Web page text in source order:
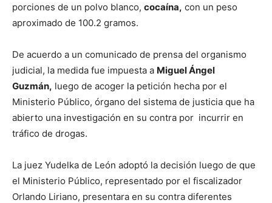
porciones de un polvo blanco, cocaína, con un peso
aproximado de 100.2 gramos.
De acuerdo a un comunicado de prensa del organismo
judicial, la medida fue impuesta a Miguel Ángel
Guzmán, luego de acoger la petición hecha por el
Ministerio Público, órgano del sistema de justicia que ha
abierto una investigación en su contra por incurrir en
tráfico de drogas.
La juez Yudelka de León adoptó la decisión luego de que
el Ministerio Público, representado por el fiscalizador
Orlando Liriano, presentara en su contra diferentes